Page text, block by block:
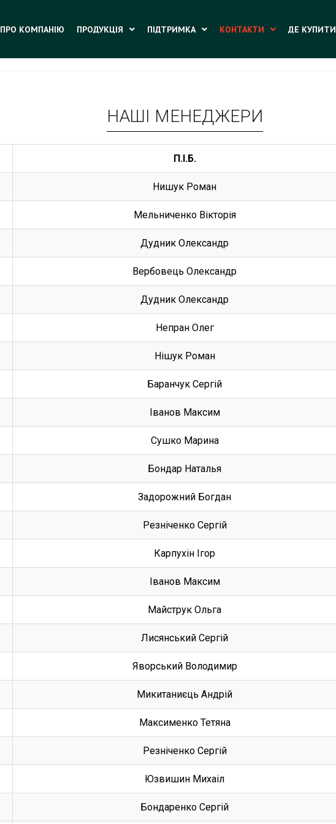
ПРО КОМПАНІЮ ПРОДУКЦІЯ ПІДТРИМКА КОНТАКТИ ДЕ КУПИТИ
НАШІ МЕНЕДЖЕРИ
П.І.Б.
Нишук Роман
Мельниченко Вікторія
Дудник Олександр
Вербовець Олександр
Дудник Олександр
Непран Олег
Нішук Роман
Баранчук Сергій
Іванов Максим
Сушко Марина
Бондар Наталья
Задорожний Богдан
Резніченко Сергій
Карпухін Ігор
Іванов Максим
Майструк Ольга
Лисянський Сергій
Яворський Володимир
Микитаниєць Андрій
Максименко Тетяна
Резніченко Сергій
Юзвишин Михаіл
Бондаренко Сергій